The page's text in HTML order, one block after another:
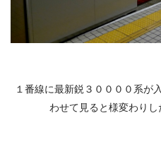
１番線に最新鋭３００００系が
わせて見ると様変わりし